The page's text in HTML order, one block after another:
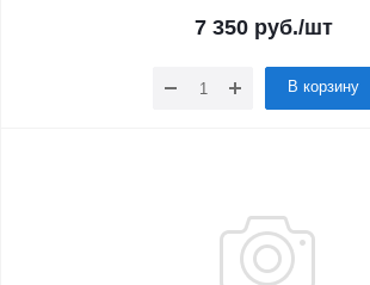
7 350руб./шт
В корзину